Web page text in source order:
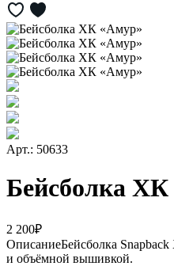
Арт.: 50633
Бейсболка
2 200₽
ОписаниеБейсболка
и объёмной вышивкой.